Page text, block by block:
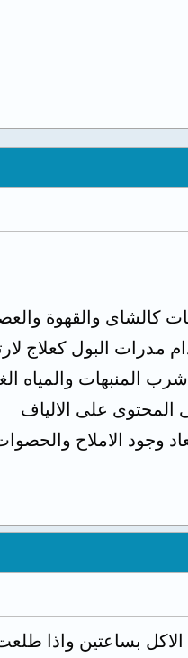
كالشاى والقهوة
مدرات البول كعلاج
المنبهات والمياه
المحتوى على الالياف
وجود الاملاح والحصوات
بساعتين واذا طلعت